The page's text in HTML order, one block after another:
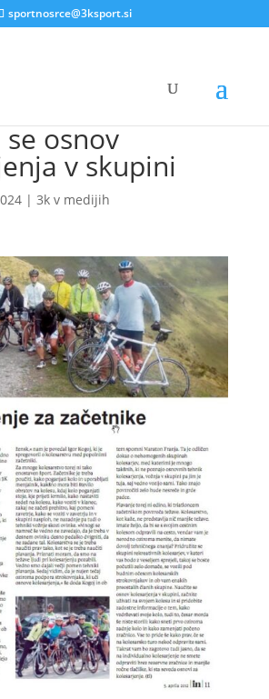
sportnosrce@3ksport.si
osnov
v skupini
| 3k v medijih